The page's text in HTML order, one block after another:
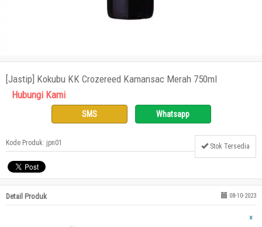
[Jastip] Kokubu KK Crozereed Kamansac Merah 750ml
Hubungi Kami
SMS Whatsapp
Kode Produk: jpn01 Stok Tersedia
Detail Produk 08-10-2023